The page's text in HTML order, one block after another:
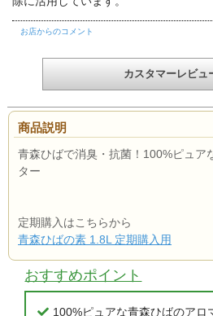
お店からのコメント
カスタマーレビュ
商品説明
青森ひばで消臭・抗菌！100%ピュア
ター
定期購入はこちらから
青森ひばの素 1.8L 定期購入用
おすすめポイント
100%ピュアな青森ひばのアロ